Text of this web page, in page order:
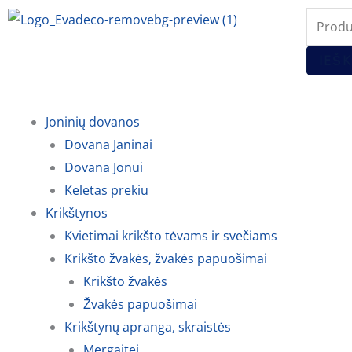
Pereiti
search
Joninių dovanos
Dovana Janinai
Dovana Jonui
Keletas prekiu
Krikštynos
Kvietimai krikšto tėvams ir svečiams
Krikšto žvakės, žvakės papuošimai
Krikšto žvakės
Žvakės papuošimai
Krikštynų apranga, skraistės